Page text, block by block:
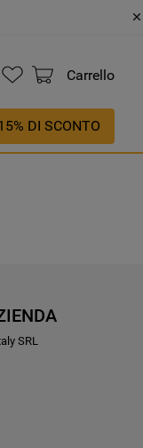
Carrello
DI SCONTO
SRL